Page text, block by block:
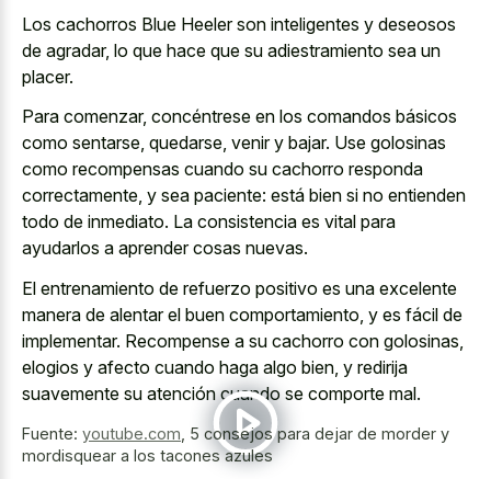
Los cachorros Blue Heeler son inteligentes y deseosos
de agradar, lo que hace que su adiestramiento sea un
placer.
Para comenzar, concéntrese en los comandos básicos
como sentarse, quedarse, venir y bajar. Use golosinas
como recompensas cuando su cachorro responda
correctamente, y sea paciente: está bien si no entienden
todo de inmediato. La consistencia es vital para
ayudarlos a aprender cosas nuevas.
El entrenamiento de refuerzo positivo es una excelente
manera de alentar el buen comportamiento, y es fácil de
implementar. Recompense a su cachorro con golosinas,
elogios y afecto cuando haga algo bien, y redirija
suavemente su atención cuando se comporte mal.
Fuente: youtube.com 5 consejos para dejar de morder y
mordisquear a los tacones azules